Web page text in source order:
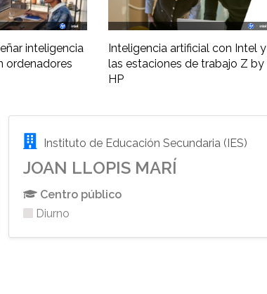
inteligencia
ordenadores
Inteligencia artificial con Intel y
las estaciones de trabajo Z by
HP
Instituto de Educación Secundaria (IES)
JOAN LLOPIS MARÍ
Centro público
Diurno